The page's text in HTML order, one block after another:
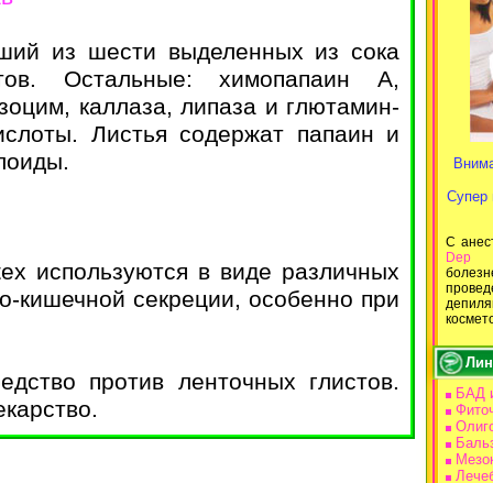
из шести выделенных из сока
Остальные: химопапаин А,
каллаза, липаза и глютамин-
Листья содержат папаин и
используются в виде различных
кишечной секреции, особенно при
против ленточных глистов.
Супер
С
Dep
БАД